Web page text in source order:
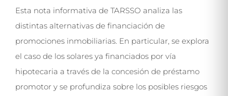
Esta nota informativa de TARSSO analiza las
distintas alternativas de financiación de
promociones inmobiliarias. En particular, se explora
el caso de los solares ya financiados por vía
hipotecaria a través de la concesión de préstamo
promotor y se profundiza sobre los posibles riesgos